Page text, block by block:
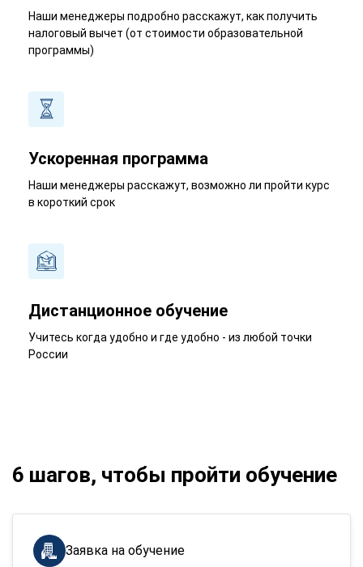
Наши менеджеры подробно расскажут, как получить
налоговый вычет (от стоимости образовательной
программы)
Ускоренная программа
Наши менеджеры расскажут, возможно ли пройти курс
в короткий срок
Дистанционное обучение
Учитесь когда удобно и где удобно - из любой точки
России
6 шагов, чтобы пройти обучение
Заявка на обучение